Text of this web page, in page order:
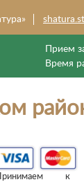
Прием
Время
Принимаем к